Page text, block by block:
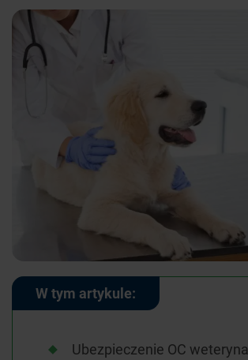
W tym artykule:
Ubezpieczenie OC